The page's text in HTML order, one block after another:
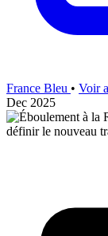
France Bleu • Voir
Dec 2025